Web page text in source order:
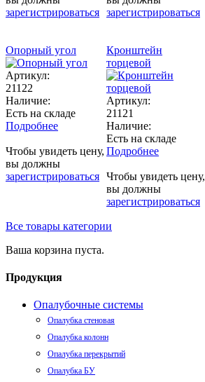
зарегистрироваться зарегистрироваться
Опорный угол
Артикул:
21122
Наличие:
Есть на складе
Подробнее
Чтобы увидеть цену,
вы должны
зарегистрироваться
Кронштейн
торцевой
Артикул:
21121
Наличие:
Есть на складе
Подробнее
Чтобы увидеть цену,
вы должны
зарегистрироваться
Все товары категории
Ваша корзина пуста.
Продукция
Опалубочные системы
Опалубка стеновая
Опалубка колонн
Опалубка перекрытий
Опалубка БУ